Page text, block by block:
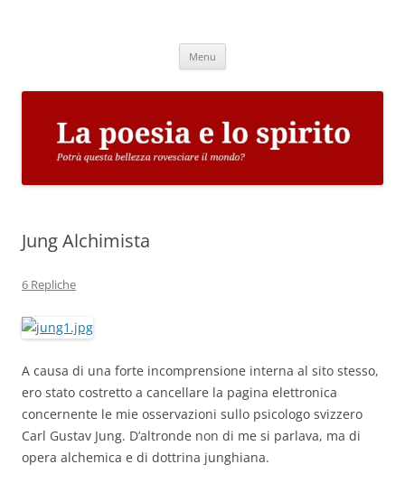
Menu
Jung Alchimista
6 Repliche
A causa di una forte incomprensione interna al sito stesso,
ero stato costretto a cancellare la pagina elettronica
concernente le mie osservazioni sullo psicologo svizzero
Carl Gustav Jung. D’altronde non di me si parlava, ma di
opera alchemica e di dottrina junghiana.